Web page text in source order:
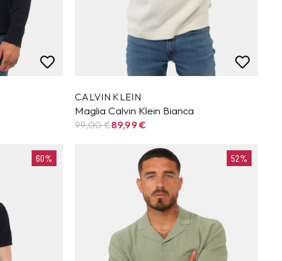
CALVIN KLEIN
Maglia Calvin Klein Bianca
99,00 €89,99€
60% 52%